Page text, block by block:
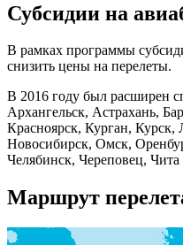
Субсидии на
В рамках программы
снизить цены на перелеты.
В 2016 году был расширен
Архангельск, Астрахань,
Красноярск, Курган,
Новосибирск, Омск,
Челябинск, Череповец, Чита
Маршрут